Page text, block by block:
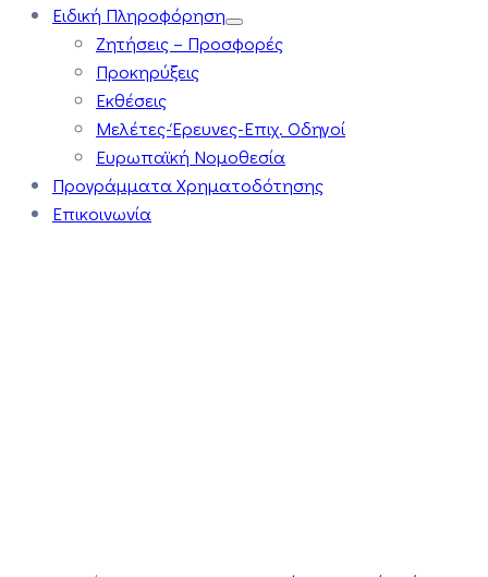
Ειδική Πληροφόρηση
Ζητήσεις – Προσφορές
Προκηρύξεις
Εκθέσεις
Μελέτες-Έρευνες-Επιχ. Οδηγοί
Ευρωπαϊκή Νομοθεσία
Προγράμματα Χρηματοδότησης
Επικοινωνία